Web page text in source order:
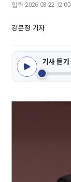
입력 2026-03-22 12:00
강문정 기자
기사 듣기